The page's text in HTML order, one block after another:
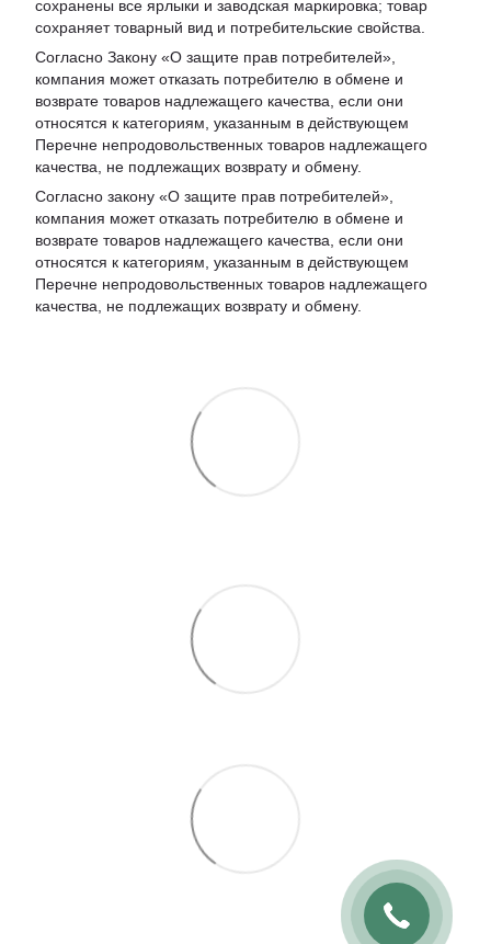
сохранены все ярлыки и заводская маркировка; товар
сохраняет товарный вид и потребительские свойства.
Согласно Закону «О защите прав потребителей»,
компания может отказать потребителю в обмене и
возврате товаров надлежащего качества, если они
относятся к категориям, указанным в действующем
Перечне непродовольственных товаров надлежащего
качества, не подлежащих возврату и обмену.
Согласно закону «О защите прав потребителей»,
компания может отказать потребителю в обмене и
возврате товаров надлежащего качества, если они
относятся к категориям, указанным в действующем
Перечне непродовольственных товаров надлежащего
качества, не подлежащих возврату и обмену.